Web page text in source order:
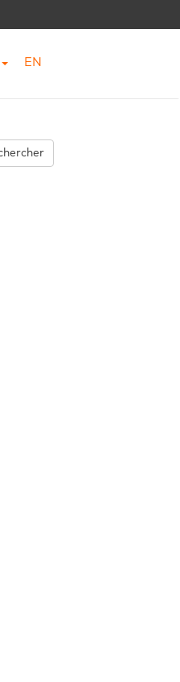
EN